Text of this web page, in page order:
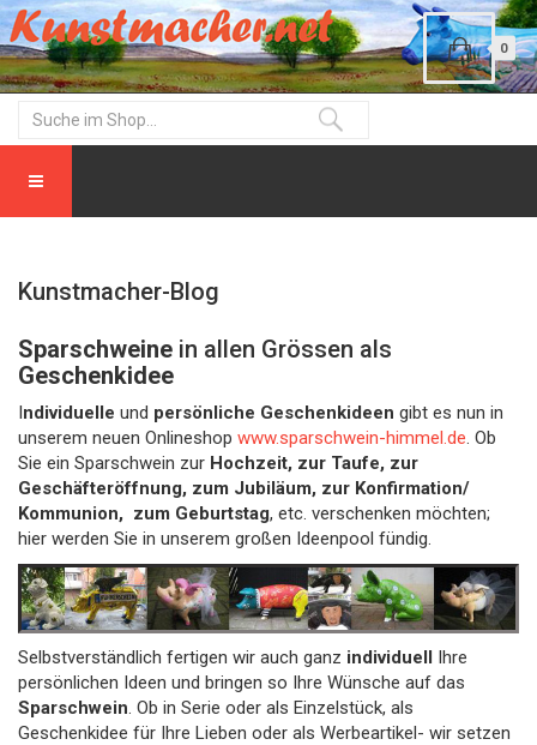
0
Kunstmacher-Blog
Sparschweine in allen Grössen als
Geschenkidee
Individuelle und persönliche Geschenkideen gibt es nun in
unserem neuen Onlineshop www.sparschwein-himmel.de. Ob
Sie ein Sparschwein zur Hochzeit, zur Taufe, zur
Geschäfteröffnung, zum Jubiläum, zur Konfirmation/
Kommunion, zum Geburtstag, etc. verschenken möchten;
hier werden Sie in unserem großen Ideenpool fündig.
Selbstverständlich fertigen wir auch ganz individuell Ihre
persönlichen Ideen und bringen so Ihre Wünsche auf das
Sparschwein . Ob in Serie oder als Einzelstück, als
Geschenkidee für Ihre Lieben oder als Werbeartikel- wir setzen